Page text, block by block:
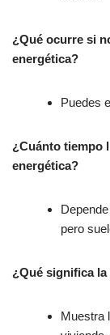
¿Qué ocurre si
energética?
Puedes
¿Cuánto tiempo
energética?
pero
¿Qué significa
Muestra